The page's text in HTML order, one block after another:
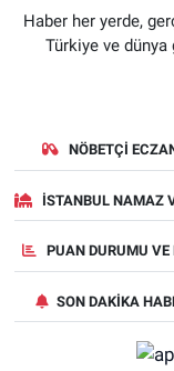
Haber her yerde,
Türkiye ve dünya
NÖBETÇI
İSTANBUL NAMAZ
PUAN DURUMU VE
SON DAKIKA